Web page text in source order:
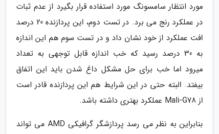
مورد انتظار سامسونگ مورد استفاده قرار بگیرد از عدم ثبات
در عملکرد رنج می برد. در تست دوم، این پردازنده 20 درصد
افت عملکرد از خود نشان داد و در تست سوم هم این اندازه
به 30 درصد رسید که خب اندازه قابل توجهی به تعداد
میرود اما خب برای حل مشکل داغ شدن باید این اتفاق
بیفتد. البته حتی در این شرایط هم این پردازنده قادر است
از Mali-G78 عملکرد بهتری داشته باشد.
بنابراین به نظر می رسد پردازشگر گرافیکی AMD می تواند